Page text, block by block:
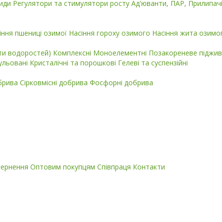
Регулятори та стимулятори росту Ад'юванти, ПАР,
пшениці озимої Насіння гороху озимого Насіння жита
водоростей) Комплексні Моноелементні Позакореневе
Кристалічні та порошкові Гелеві та суспензійні
Сірковмісні добрива Фосфорні добрива
Оптовим покупцям Співпраця Контакти